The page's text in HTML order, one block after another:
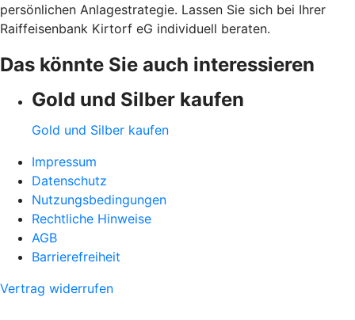
persönlichen Anlagestrategie. Lassen Sie sich bei Ihrer
Raiffeisenbank Kirtorf eG individuell beraten.
Das könnte Sie auch interessieren
Gold und Silber kaufen
Gold und Silber kaufen
Impressum
Datenschutz
Nutzungsbedingungen
Rechtliche Hinweise
AGB
Barrierefreiheit
Vertrag widerrufen